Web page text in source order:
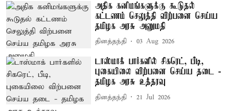
அதிக கனிமங்களுக்கு கூடுதல்
கட்டணம் செலுத்தி விற்பனை செய்ய
தமிழக அரசு அனுமதி
தினத்தந்தி 03 Aug 2026
டாஸ்மாக் பார்களில் சிகரெட், பீடி,
புகையிலை விற்பனை செய்ய தடை -
தமிழக அரசு உத்தரவு
தினத்தந்தி 21 Jul 2026